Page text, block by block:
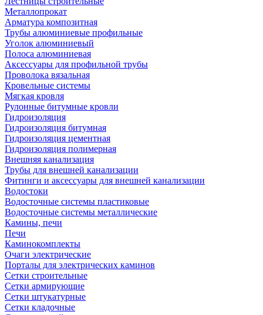
Металлопрокат
Арматура композитная
Трубы алюминиевые профильные
Уголок алюминиевый
Полоса алюминиевая
Аксессуары для профильной трубы
Проволока вязальная
Кровельные системы
Мягкая кровля
Рулонные битумные кровли
Гидроизоляция
Гидроизоляция битумная
Гидроизоляция цементная
Гидроизоляция полимерная
Внешняя канализация
Трубы для внешней канализации
Фитинги и аксессуары для внешней канализации
Водостоки
Водосточные системы пластиковые
Водосточные системы металлические
Камины, печи
Печи
Каминокомплекты
Очаги электрические
Порталы для электрических каминов
Сетки строительные
Сетки армирующие
Сетки штукатурные
Сетки кладочные